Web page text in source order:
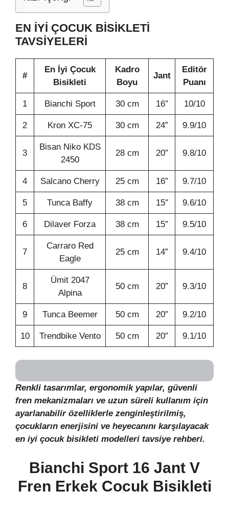
EN İYİ ÇOCUK BİSİKLETİ
TAVSİYELERİ
#
En İyi Çocuk
Bisikleti
Kadro
Boyu
Jant
Editör
Puanı
1 Bianchi Sport 30 cm 16″ 10/10
2 Kron XC-75 30 cm 24” 9.9/10
3
Bisan Niko KDS
2450
28 cm 20” 9.8/10
4 Salcano Cherry 25 cm 16” 9.7/10
5 Tunca Baffy 38 cm 15″ 9.6/10
6 Dilaver Forza 38 cm 15″ 9.5/10
7
Carraro Red
Eagle
25 cm 14” 9.4/10
8
Ümit 2047
Alpina
50 cm 20” 9.3/10
9 Tunca Beemer 50 cm 20” 9.2/10
10 Trendbike Vento 50 cm 20″ 9.1/10
Renkli tasarımlar, ergonomik yapılar, güvenli
fren mekanizmaları ve uzun süreli kullanım için
ayarlanabilir özelliklerle zenginleştirilmiş,
çocukların enerjisini ve heyecanını karşılayacak
en iyi çocuk bisikleti modelleri tavsiye rehberi.
Bianchi Sport 16 Jant V
Fren Erkek Cocuk Bisikleti